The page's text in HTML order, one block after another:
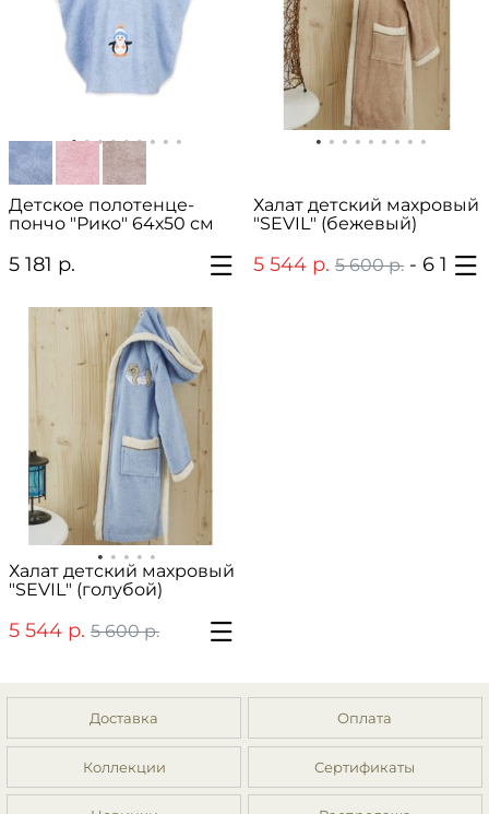
Детское полотенце-
пончо "Рико" 64х50 см
5 181 р.
Халат детский махровый
"SEVIL" (бежевый)
5 544 р. 5 600 р. - 6 160 р.
Халат детский махровый
"SEVIL" (голубой)
5 544 р. 5 600 р.
Доставка Оплата
Коллекции Сертификаты